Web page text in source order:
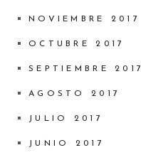
NOVIEMBRE 2017
OCTUBRE 2017
SEPTIEMBRE 2017
AGOSTO 2017
JULIO 2017
JUNIO 2017